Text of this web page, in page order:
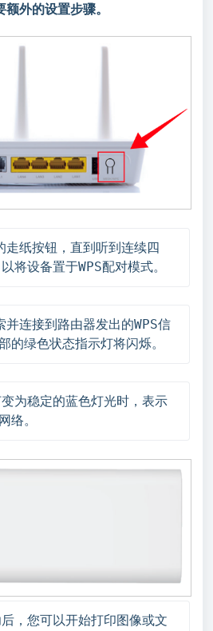
外的设置步骤。
走纸按钮，直到听到连续四
将设备置于WPS配对模式。
连接到路由器发出的WPS信
的绿色状态指示灯将闪烁。
为稳定的蓝色灯光时，表示
络。
，您可以开始打印图像或文